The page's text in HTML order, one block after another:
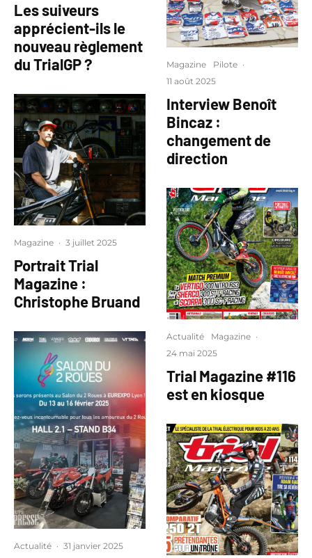
Les suiveurs
apprécient-ils le
nouveau règlement
du TrialGP ?
Magazine · 3 juillet 2025
Portrait Trial
Magazine :
Christophe Bruand
Actualité · 31 janvier 2025
Magazine Pilote ·
11 août 2025
Interview Benoît
Bincaz :
changement de
direction
Actualité Magazine ·
24 mai 2025
Trial Magazine #116
est en kiosque